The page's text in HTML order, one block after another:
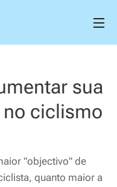
sua
ciclismo
"objectivo" de
quanto maior a